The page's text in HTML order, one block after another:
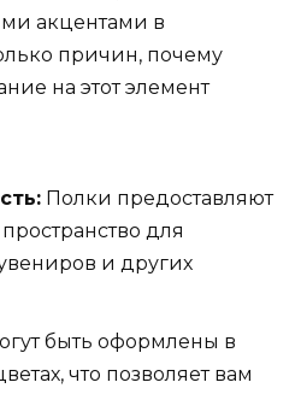
акцентами в
причин, почему
на этот элемент
Полки предоставляют
для
и других
быть оформлены в
что позволяет вам